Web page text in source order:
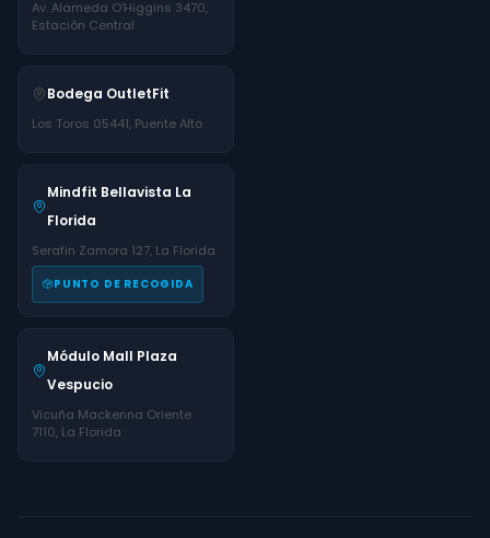
Av. Alameda O'Higgins 3470,
Estación Central
Bodega OutletFit
Los Toros 05441, Puente Alto
Mindfit Bellavista La
Florida
Serafin Zamora 127, La Florida
PUNTO DE RECOGIDA
Módulo Mall Plaza
Vespucio
Vicuña Mackenna Oriente
7110, La Florida